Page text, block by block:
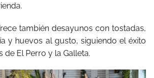
también desayunos con tostadas,
y huevos al gusto, siguiendo el éxito
de El Perro y la Galleta.